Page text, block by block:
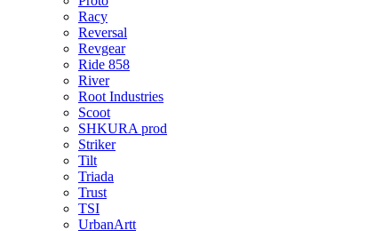
Racy
Reversal
Revgear
Ride 858
River
Root Industries
Scoot
SHKURA рrоd
Striker
Tilt
Triada
Trust
TSI
UrbanArtt